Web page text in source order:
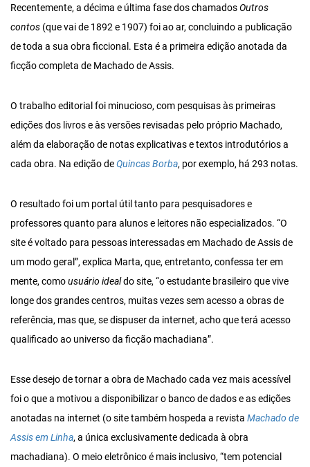
Recentemente, a décima e última fase dos chamadosOutros
contos (que vai de 1892 e 1907) foi ao ar, concluindo a publicação
de toda a sua obra ficcional. Esta é a primeira edição anotada da
ficção completa de Machado de Assis.
O trabalho editorial foi minucioso, com pesquisas às primeiras
edições dos livros e às versões revisadas pelo próprio Machado,
além da elaboração de notas explicativas e textos introdutórios a
cada obra. Na edição deQuincas Borba, por exemplo, há 293 notas.
O resultado foi um portal útil tanto para pesquisadores e
professores quanto para alunos e leitores não especializados. “O
site é voltado para pessoas interessadas em Machado de Assis de
um modo geral”, explica Marta, que, entretanto, confessa ter em
mente, comousuário idealdo site, “o estudante brasileiro que vive
longe dos grandes centros, muitas vezes sem acesso a obras de
referência, mas que, se dispuser da internet, acho que terá acesso
qualificado ao universo da ficção machadiana”.
Esse desejo de tornar a obra de Machado cada vez mais acessível
foi o que a motivou a disponibilizar o banco de dados e as edições
anotadas na internet (o site também hospeda a revista Machado de
Assis em Linha, a única exclusivamente dedicada à obra
machadiana). O meio eletrônico é mais inclusivo, “tem potencial